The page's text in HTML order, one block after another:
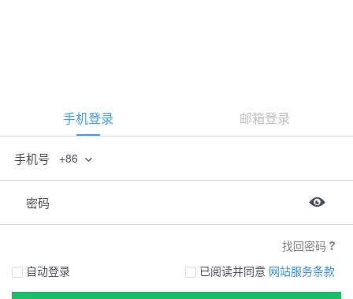
手机登录 邮箱登录
手机号 +86
密码
找回密码
自动登录
已阅读并同意 网站服务条款